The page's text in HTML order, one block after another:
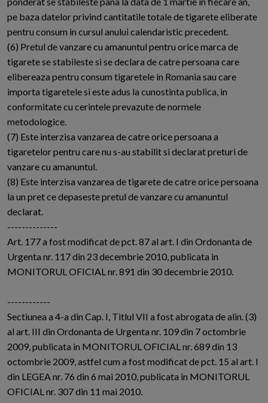
pe baza datelor privind cantitatile totale de tigarete eliberate
pentru consum in cursul anului calendaristic precedent.
(6) Pretul de vanzare cu amanuntul pentru orice marca de
tigarete se stabileste si se declara de catre persoana care
elibereaza pentru consum tigaretele in Romania sau care
importa tigaretele si este adus la cunostinta publica, in
conformitate cu cerintele prevazute de normele
metodologice.
(7) Este interzisa vanzarea de catre orice persoana a
tigaretelor pentru care nu s-au stabilit si declarat preturi de
vanzare cu amanuntul.
(8) Este interzisa vanzarea de tigarete de catre orice persoana
la un pret ce depaseste pretul de vanzare cu amanuntul
declarat.
--------------
Art. 177 a fost modificat de pct. 87 al art. I din Ordonanta de
Urgenta nr. 117 din 23 decembrie 2010, publicata in
MONITORUL OFICIAL nr. 891 din 30 decembrie 2010.
------------
Sectiunea a 4-a din Cap. I, Titlul VII a fost abrogata de alin. (3)
al art. III din Ordonanta de Urgenta nr. 109 din 7 octombrie
2009, publicata in MONITORUL OFICIAL nr. 689 din 13
octombrie 2009, astfel cum a fost modificat de pct. 15 al art. I
din LEGEA nr. 76 din 6 mai 2010, publicata in MONITORUL
OFICIAL nr. 307 din 11 mai 2010.